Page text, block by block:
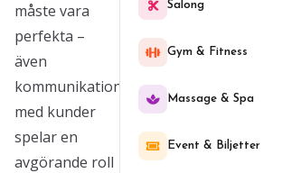
måste vara
perfekta –
även
kommunikationen
med kunder
spelar en
avgörande roll
Salong
Gym & Fitness
Massage & Spa
Event & Biljetter